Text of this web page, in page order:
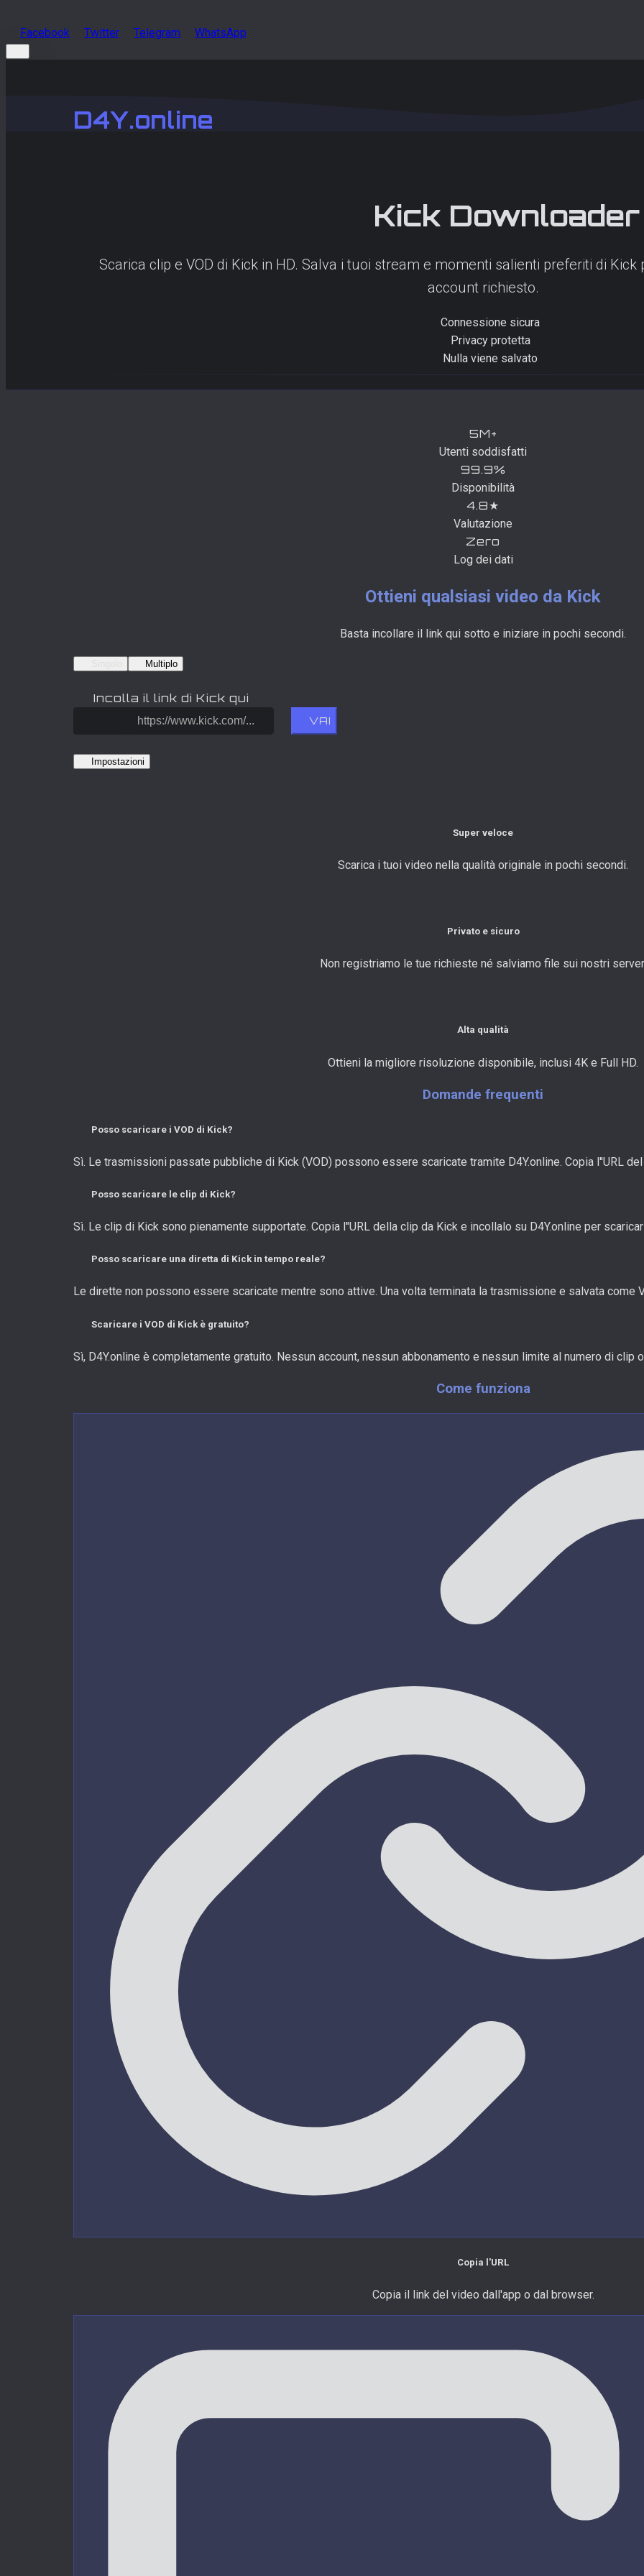
Facebook Twitter Telegram WhatsApp
D4Y.online
Kick Downloader
Scarica clip e VOD di Kick in HD. Salva i tuoi stream e momenti salienti preferiti di
account richiesto.
Connessione sicura
Privacy protetta
Nulla viene salvato
5M+
Utenti soddisfatti
99.9%
Disponibilità
4.8★
Valutazione
Zero
Log dei dati
Ottieni qualsiasi video da Kick
Basta incollare il link qui sotto e iniziare in pochi secondi.
Multiplo
Incolla il link di Kick qui
VAI
Impostazioni
Super veloce
Scarica i tuoi video nella qualità originale in pochi secondi.
Privato e sicuro
Non registriamo le tue richieste né salviamo file sui nostri
Alta qualità
Ottieni la migliore risoluzione disponibile, inclusi 4K e Full HD.
Domande frequenti
Posso scaricare i VOD di Kick?
Sì. Le trasmissioni passate pubbliche di Kick (VOD) possono essere scaricate tramite D4Y.online. Copia l''URL
Posso scaricare le clip di Kick?
Sì. Le clip di Kick sono pienamente supportate. Copia l''URL della clip da Kick e incollalo su D4Y.online per
Posso scaricare una diretta di Kick in tempo reale?
Le dirette non possono essere scaricate mentre sono attive. Una volta terminata la trasmissione e salvata come
Scaricare i VOD di Kick è gratuito?
Sì, D4Y.online è completamente gratuito. Nessun account, nessun abbonamento e nessun limite al numero di clip
Come funziona
Copia l'URL
Copia il link del video dall'app o dal browser.